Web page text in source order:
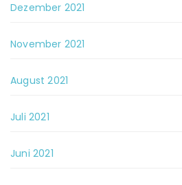
Dezember 2021
November 2021
August 2021
Juli 2021
Juni 2021